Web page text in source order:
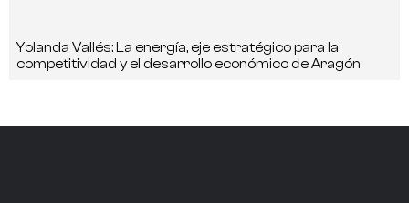
Yolanda Vallés: La energía, eje estratégico para la
competitividad y el desarrollo económico de Aragón